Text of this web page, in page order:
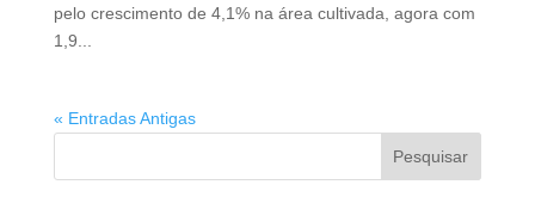
pelo crescimento de 4,1% na área cultivada, agora com
1,9...
« Entradas Antigas
Pesquisar